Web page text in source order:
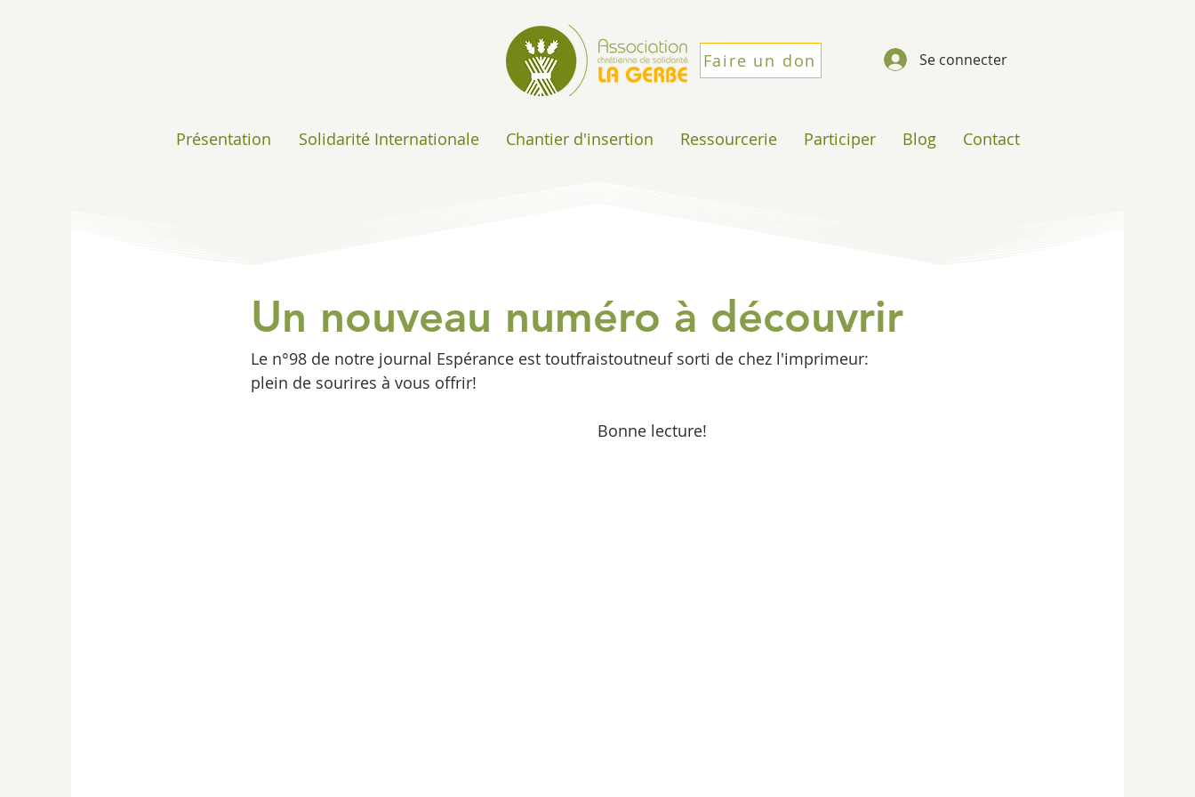
Se connecter
Faire un don
Présentation Solidarité Internationale Chantier d'insertion Ressourcerie Participer Blog Contact
Un nouveau numéro à découvrir
Le n°98 de notre journal Espérance est toutfraistoutneuf sorti de chez l'imprimeur:
plein de sourires à vous offrir!
Bonne lecture!